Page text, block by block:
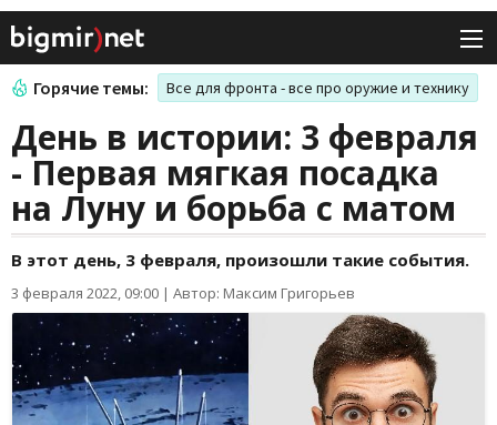
Горячие темы: Все для фронта - все про оружие и технику
День в истории: 3 февраля
- Первая мягкая посадка
на Луну и борьба с матом
В этот день, 3 февраля, произошли такие события.
3 февраля 2022, 09:00 | Автор: Максим Григорьев